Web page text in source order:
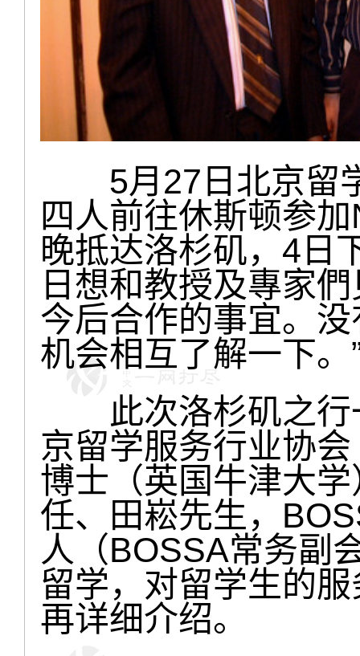
5月27日北京留学
四人前往休斯顿参
晚抵达洛杉矶，4日
日想和教授及專家
今后合作的事宜。
机会相互了解一下。
此次洛杉矶之行
京留学服务行业协
博士（英国牛津大
任、田崧先生，
人（BOSSA常务副
留学，对留学生的
再详细介绍。